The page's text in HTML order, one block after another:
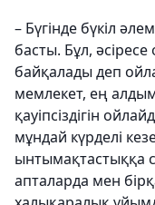
– Бүгінде бүкіл
басты. Бұл,
байқалады деп
мемлекет, ең
қауіпсіздігін
мұндай күрделі
ынтымақтастыққа
апталарда мен